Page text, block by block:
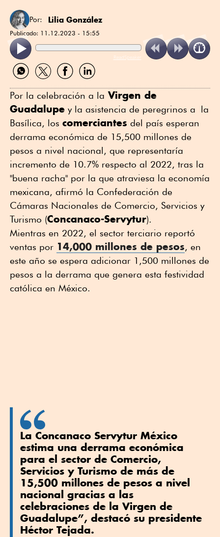
Por: Lilia González
Publicado: 11.12.2023 - 15:55
ReadSpeaker
Compartir
por
Compartir
por
Compartir
por
Compartir
por
Por la celebración a la Virgen de
Guadalupe y la asistencia de peregrinos a la
Basílica, los comerciantes del país esperan
derrama económica de 15,500 millones de
pesos a nivel nacional, que representaría
incremento de 10.7% respecto al 2022, tras la
"buena racha" por la que atraviesa la economía
mexicana, afirmó la Confederación de
Cámaras Nacionales de Comercio, Servicios y
Turismo (Concanaco-Servytur).
Mientras en 2022, el sector terciario reportó
ventas por 14,000 millones de pesos, en
este año se espera adicionar 1,500 millones de
pesos a la derrama que genera esta festividad
católica en México.
La Concanaco Servytur México
estima una derrama económica
para el sector de Comercio,
Servicios y Turismo de más de
15,500 millones de pesos a nivel
nacional gracias a las
celebraciones de la Virgen de
Guadalupe”, destacó su presidente
Héctor Tejada.